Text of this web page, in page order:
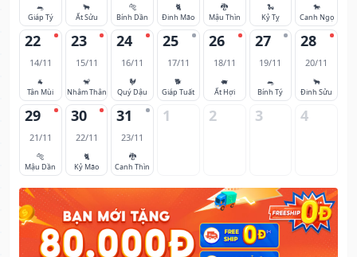
🐀
Giáp Tý
🐂
Ất Sửu
🐅
Bính Dần
🐈
Đinh Mão
🐉
Mậu Thìn
🐍
Kỷ Tỵ
🐎
Canh Ngọ
22
14/11
🐐
Tân Mùi
23
15/11
🐒
Nhâm Thân
24
16/11
🐓
Quý Dậu
25
17/11
🐕
Giáp Tuất
26
18/11
🐖
Ất Hợi
27
19/11
🐀
Bính Tý
28
20/11
🐂
Đinh Sửu
29
21/11
🐅
Mậu Dần
30
22/11
🐈
Kỷ Mão
31
23/11
🐉
Canh Thìn
1 2 3 4